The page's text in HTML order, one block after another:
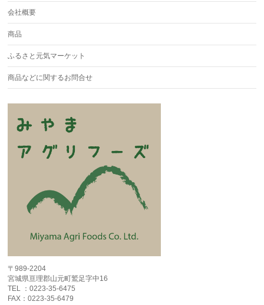
会社概要
商品
ふるさと元気マーケット
商品などに関するお問合せ
〒989-2204
宮城県亘理郡山元町鷲足字中16
TEL ：0223-35-6475
FAX：0223-35-6479